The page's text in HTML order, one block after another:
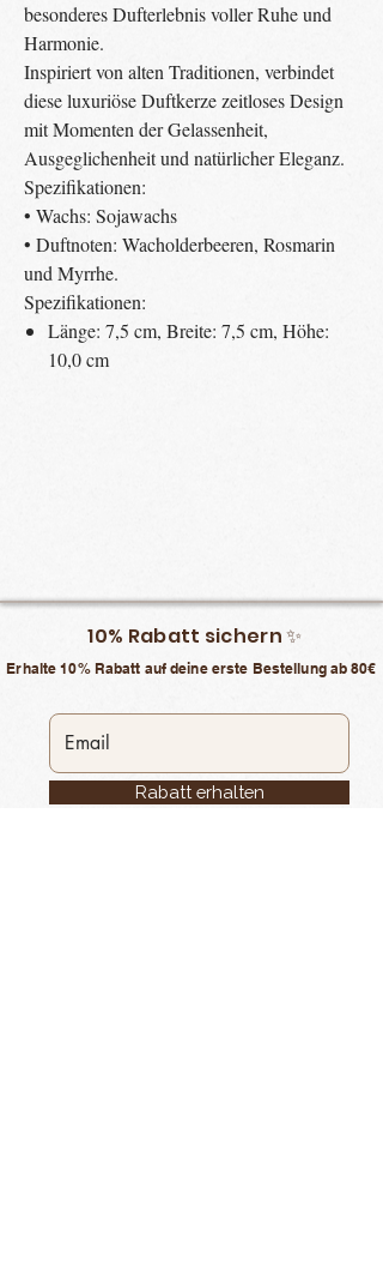
besonderes Dufterlebnis voller Ruhe und
Harmonie.
Inspiriert von alten Traditionen, verbindet
diese luxuriöse Duftkerze zeitloses Design
mit Momenten der Gelassenheit,
Ausgeglichenheit und natürlicher Eleganz.
Spezifikationen:
• Wachs: Sojawachs
• Duftnoten: Wacholderbeeren, Rosmarin
und Myrrhe.
Spezifikationen:
Länge: 7,5 cm, Breite: 7,5 cm, Höhe:
10,0 cm
10% Rabatt sichern ✨
Erhalte 10% Rabatt auf deine erste Bestellung ab 80€
Rabatt erhalten